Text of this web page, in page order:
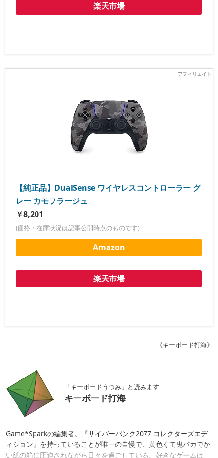
楽天市場
【純正品】DualSense ワイヤレスコントローラー グ
レー カモフラージュ
￥8,201
(価格・在庫状況は記事公開時点のものです)
Amazon
楽天市場
《キーボード打海》
「キーボードうつみ」と読みます
キーボード打海
Game*Sparkの編集者。『サイバーパンク2077 コレクターズエデ
ィション』を持っていることが唯一の自慢で、黄色くて鬼バカでか
い紙の箱に圧迫されながら日々を過ごしている。好きなゲームは